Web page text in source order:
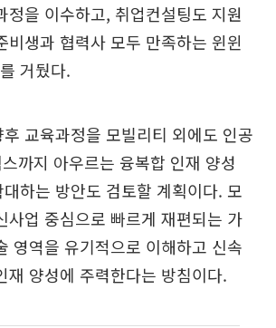
정을 이수하고, 취업컨설팅도 지원
비생과 협력사 모두 만족하는 윈윈
거뒀다.
교육과정을 모빌리티 외에도 인공
까지 아우르는 융복합 인재 양성
하는 방안도 검토할 계획이다. 모
사업 중심으로 빠르게 재편되는 가
영역을 유기적으로 이해하고 신속
재 양성에 주력한다는 방침이다.